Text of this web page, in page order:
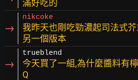
滿好吃的
→
nikcoke
我昨天也剛吃勁濃起司法式
另一個版本
→
trueblend
今天買了一組,為什麼醬料有
Q